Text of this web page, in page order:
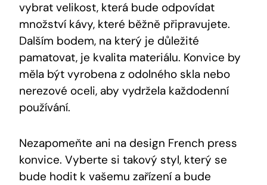
vybrat velikost, která bude odpovídat
množství kávy, které běžně připravujete.
Dalším bodem, na který je důležité
pamatovat, je kvalita materiálu. Konvice by
měla být vyrobena z odolného skla nebo
nerezové oceli, aby vydržela každodenní
používání.
Nezapomeňte ani na design French press
konvice. Vyberte si takový styl, který se
bude hodit k vašemu zařízení a bude